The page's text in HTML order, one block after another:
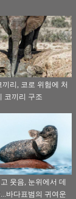
끼리, 코로 위험에 처
코끼리 구조
웃음, 눈위에서 데
바다표범의 귀여운